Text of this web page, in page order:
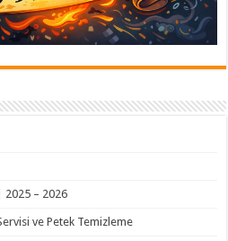
2025 – 2026
ve Petek Temizleme